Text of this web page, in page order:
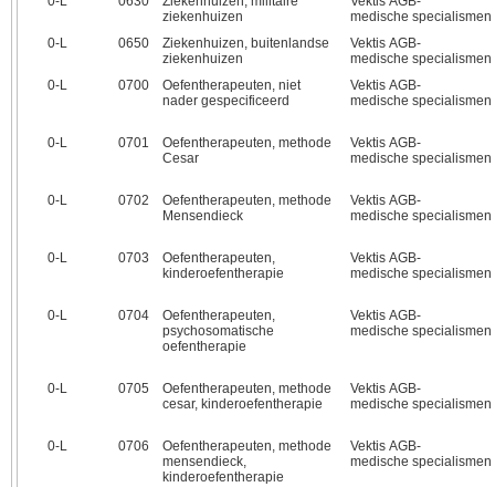
ziekenhuizen
medische specialismen
0‑L
0650
Ziekenhuizen, buitenlandse
ziekenhuizen
Vektis AGB-
medische specialismen
0‑L
0700
Oefentherapeuten, niet
nader gespecificeerd
Vektis AGB-
medische specialismen
0‑L 0701
Oefentherapeuten, methode
Cesar
Vektis AGB-
medische specialismen
0‑L 0702
Oefentherapeuten, methode
Mensendieck
Vektis AGB-
medische specialismen
0‑L 0703
Oefentherapeuten,
kinderoefentherapie
Vektis AGB-
medische specialismen
0‑L 0704
Oefentherapeuten,
psychosomatische
oefentherapie
Vektis AGB-
medische specialismen
0‑L 0705
Oefentherapeuten, methode
cesar, kinderoefentherapie
Vektis AGB-
medische specialismen
0‑L 0706
Oefentherapeuten, methode
mensendieck,
kinderoefentherapie
Vektis AGB-
medische specialismen